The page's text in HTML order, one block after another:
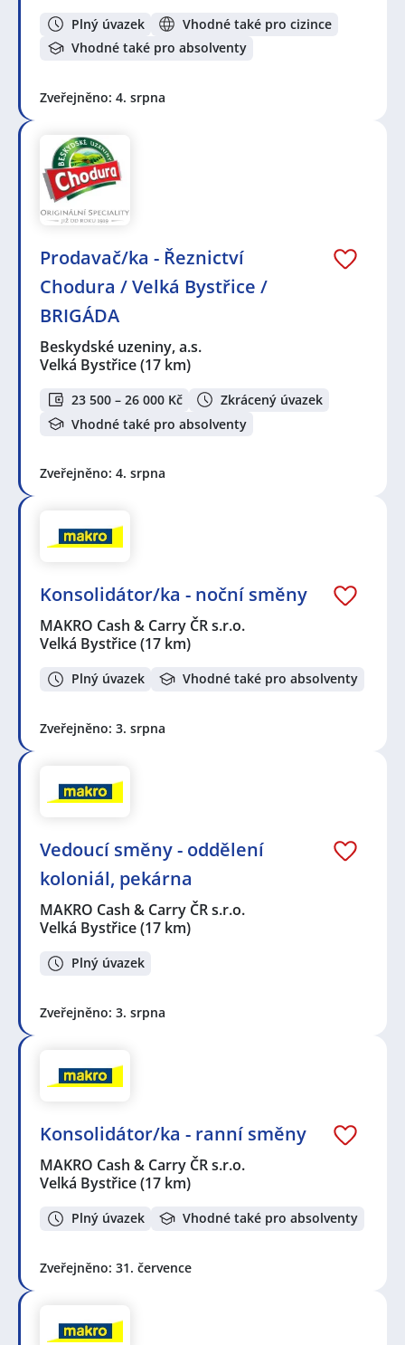
Plný úvazek
Vhodné také pro cizince
Vhodné také pro absolventy
Zveřejněno: 4. srpna
Prodavač/ka - Řeznictví
Chodura / Velká Bystřice /
BRIGÁDA
Beskydské uzeniny, a.s.
Velká Bystřice(17 km)
23 500 – 26 000 Kč
Zkrácený úvazek
Vhodné také pro absolventy
Zveřejněno: 4. srpna
Konsolidátor/ka - noční směny
MAKRO Cash & Carry ČR s.r.o.
Velká Bystřice(17 km)
Plný úvazek Vhodné také pro absolventy
Zveřejněno: 3. srpna
Vedoucí směny - oddělení
koloniál, pekárna
MAKRO Cash & Carry ČR s.r.o.
Velká Bystřice(17 km)
Plný úvazek
Zveřejněno: 3. srpna
Konsolidátor/ka - ranní směny
MAKRO Cash & Carry ČR s.r.o.
Velká Bystřice(17 km)
Plný úvazek Vhodné také pro absolventy
Zveřejněno: 31. července